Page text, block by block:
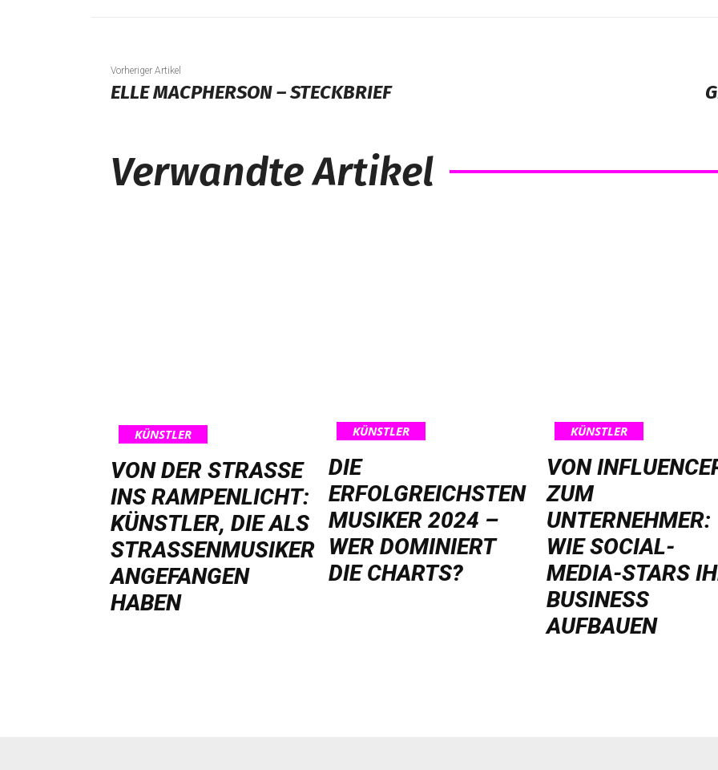
Vorheriger Artikel
ELLE MACPHERSON – STECKBRIEF
Verwandte Artikel
KÜNSTLER
VON DER STRASSE I
NS RAMPENLICHT: K
ÜNSTLER, DIE ALS S
TRASSENMUSIKER AN
GEFANGEN HA
BEN
KÜNSTLER
DIE
ERFOLGREICHSTEN
MUSIKER 2024 –
WER DOMINIERT
DIE CHARTS?
KÜNSTLER
VON
ZUM
UNTERNEHMER:
WIE SOCIAL-
MEDIA-STARS
BUSINESS
AUFBAUEN